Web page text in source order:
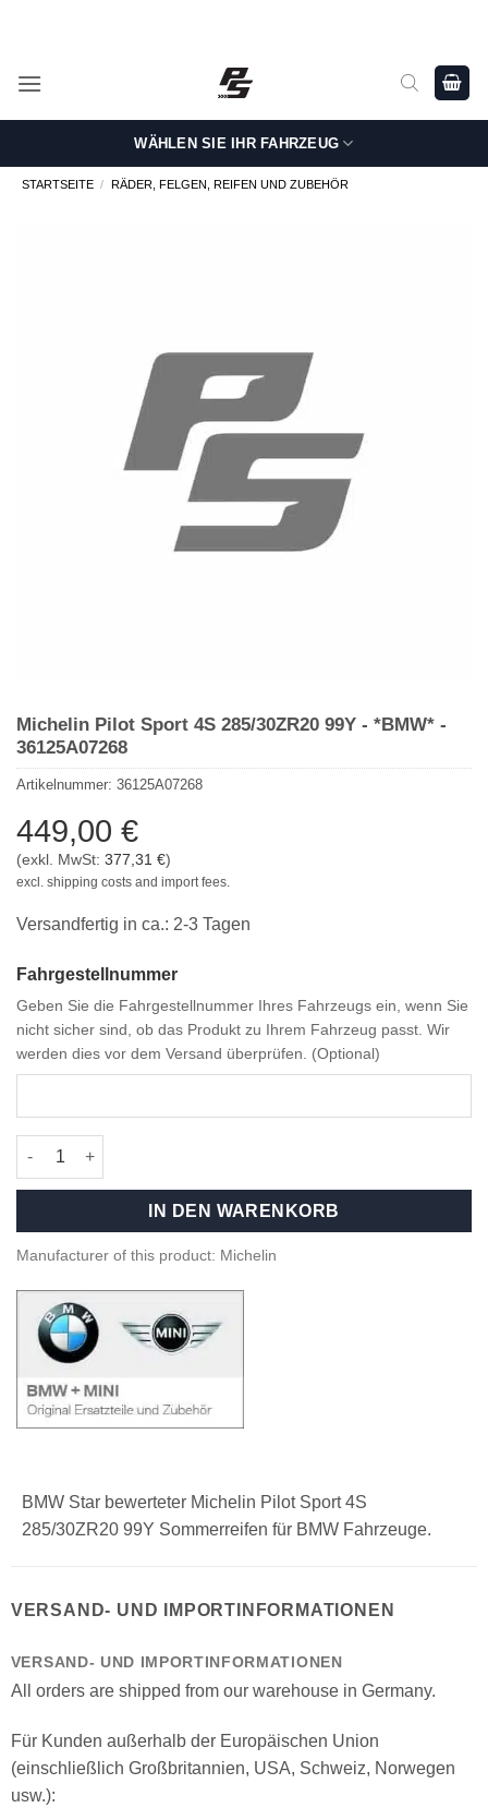
WÄHLEN SIE IHR FAHRZEUG
STARTSEITE / RÄDER, FELGEN, REIFEN UND ZUBEHÖR
Michelin Pilot Sport 4S 285/30ZR20 99Y - *BMW* -
36125A07268
Artikelnummer: 36125A07268
449,00 €
(exkl. MwSt: 377,31 €)
excl. shipping costs and import fees.
Versandfertig in ca.: 2-3 Tagen
Fahrgestellnummer
Geben Sie die Fahrgestellnummer Ihres Fahrzeugs ein, wenn Sie
nicht sicher sind, ob das Produkt zu Ihrem Fahrzeug passt. Wir
werden dies vor dem Versand überprüfen. (Optional)
Michelin Pilot Sport 4S 285/30ZR20 99Y - *BMW* - 36125A07268
IN DEN WARENKORB
Manufacturer of this product: Michelin
BMW Star bewerteter Michelin Pilot Sport 4S
285/30ZR20 99Y Sommerreifen für BMW Fahrzeuge.
VERSAND- UND IMPORTINFORMATIONEN
VERSAND- UND IMPORTINFORMATIONEN
All orders are shipped from our warehouse in Germany.
Für Kunden außerhalb der Europäischen Union
(einschließlich Großbritannien, USA, Schweiz, Norwegen
usw.):